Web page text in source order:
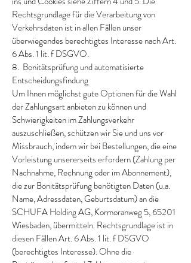
Rechtsgrundlage für die Verarbeitung von
Verkehrsdaten ist in allen Fällen unser
überwiegendes berechtigtes Interesse nach Art.
6 Abs. 1 lit. f DSGVO.
8. Bonitätsprüfung und automatisierte
Entscheidungsfindung
Um Ihnen möglichst gute Optionen für die Wahl
der Zahlungsart anbieten zu können und
Schwierigkeiten im Zahlungsverkehr
auszuschließen, schützen wir Sie und uns vor
Missbrauch, indem wir bei Bestellungen, die eine
Vorleistung unsererseits erfordern (Zahlung per
Nachnahme, Rechnung oder im Abonnement),
die zur Bonitätsprüfung benötigten Daten (u.a.
Name, Adressdaten, Geburtsdatum) an die
SCHUFA Holding AG, Kormoranweg 5, 65201
Wiesbaden, übermitteln. Rechtsgrundlage ist in
diesen Fällen Art. 6 Abs. 1 lit. f DSGVO
(berechtigtes Interesse). Ohne die